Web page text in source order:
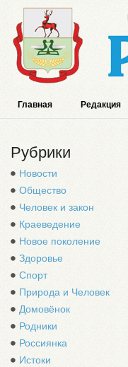
Главная Редакция
Рубрики
Новости
Общество
Человек и закон
Краеведение
Новое поколение
Здоровье
Спорт
Природа и Человек
Домовёнок
Родники
Россиянка
Истоки